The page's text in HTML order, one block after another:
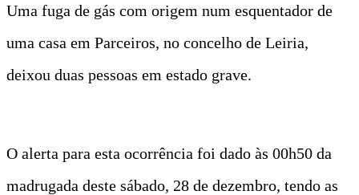
Uma fuga de gás com origem num esquentador de
uma casa em Parceiros, no concelho de Leiria,
deixou duas pessoas em estado grave.
O alerta para esta ocorrência foi dado às 00h50 da
madrugada deste sábado, 28 de dezembro, tendo as